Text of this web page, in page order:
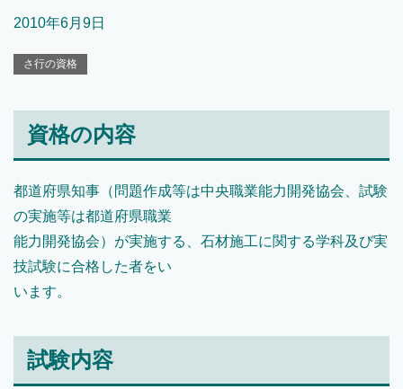
2010年6月9日
さ行の資格
資格の内容
都道府県知事（問題作成等は中央職業能力開発協会、試験
の実施等は都道府県職業
能力開発協会）が実施する、石材施工に関する学科及び実
技試験に合格した者をい
います。
試験内容